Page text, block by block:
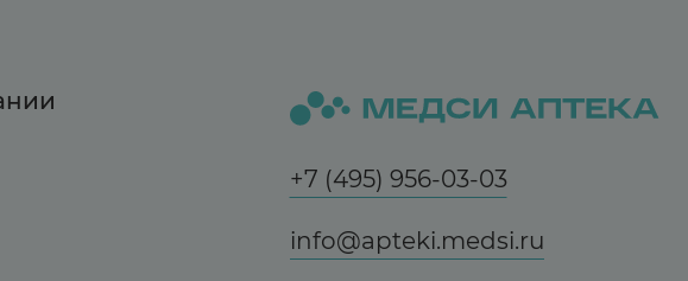
+7 (495) 956-03-03
info@apteki.medsi.ru